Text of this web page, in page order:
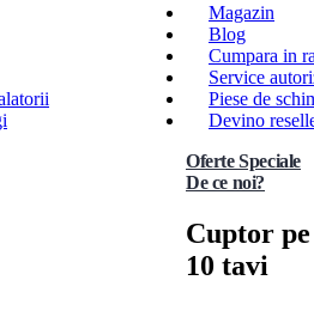
Magazin
Blog
Cumpara in
Service
Piese de
Devino
Oferte Speciale
De ce noi?
Cuptor
10 tavi